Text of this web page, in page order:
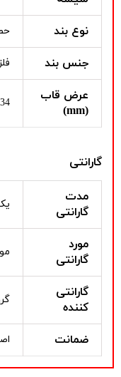
نوع بند
جنس بند
عرض قاب
(mm)
34
گارانتی
مدت
گارانتی
مورد
گارانتی
گارانتی
کننده
ضمانت